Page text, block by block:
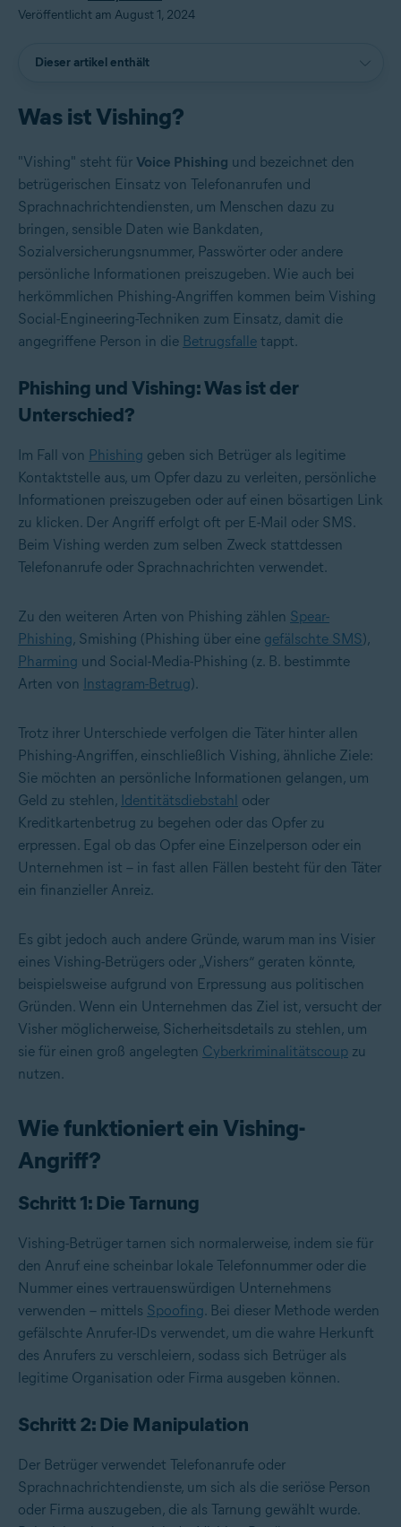
Veröffentlicht am August 1, 2024
Dieser artikel enthält
Was ist Vishing?
"Vishing" steht für Voice Phishing und bezeichnet den
betrügerischen Einsatz von Telefonanrufen und
Sprachnachrichtendiensten, um Menschen dazu zu
bringen, sensible Daten wie Bankdaten,
Sozialversicherungsnummer, Passwörter oder andere
persönliche Informationen preiszugeben. Wie auch bei
herkömmlichen Phishing-Angriffen kommen beim Vishing
Social-Engineering-Techniken zum Einsatz, damit die
angegriffene Person in die Betrugsfalle tappt.
Phishing und Vishing: Was ist der
Unterschied?
Im Fall von Phishing geben sich Betrüger als legitime
Kontaktstelle aus, um Opfer dazu zu verleiten, persönliche
Informationen preiszugeben oder auf einen bösartigen Link
zu klicken. Der Angriff erfolgt oft per E-Mail oder SMS.
Beim Vishing werden zum selben Zweck stattdessen
Telefonanrufe oder Sprachnachrichten verwendet.
Zu den weiteren Arten von Phishing zählen Spear-
Phishing, Smishing (Phishing über eine gefälschte SMS),
Pharming und Social-Media-Phishing (z. B. bestimmte
Arten von Instagram-Betrug).
Trotz ihrer Unterschiede verfolgen die Täter hinter allen
Phishing-Angriffen, einschließlich Vishing, ähnliche Ziele:
Sie möchten an persönliche Informationen gelangen, um
Geld zu stehlen, Identitätsdiebstahl oder
Kreditkartenbetrug zu begehen oder das Opfer zu
erpressen. Egal ob das Opfer eine Einzelperson oder ein
Unternehmen ist – in fast allen Fällen besteht für den Täter
ein finanzieller Anreiz.
Es gibt jedoch auch andere Gründe, warum man ins Visier
eines Vishing-Betrügers oder „Vishers“ geraten könnte,
beispielsweise aufgrund von Erpressung aus politischen
Gründen. Wenn ein Unternehmen das Ziel ist, versucht der
Visher möglicherweise, Sicherheitsdetails zu stehlen, um
sie für einen groß angelegten Cyberkriminalitätscoup zu
nutzen.
Wie funktioniert ein Vishing-
Angriff?
Schritt 1: Die Tarnung
Vishing-Betrüger tarnen sich normalerweise, indem sie für
den Anruf eine scheinbar lokale Telefonnummer oder die
Nummer eines vertrauenswürdigen Unternehmens
verwenden – mittels Spoofing. Bei dieser Methode werden
gefälschte Anrufer-IDs verwendet, um die wahre Herkunft
des Anrufers zu verschleiern, sodass sich Betrüger als
legitime Organisation oder Firma ausgeben können.
Schritt 2: Die Manipulation
Der Betrüger verwendet Telefonanrufe oder
Sprachnachrichtendienste, um sich als die seriöse Person
oder Firma auszugeben, die als Tarnung gewählt wurde.